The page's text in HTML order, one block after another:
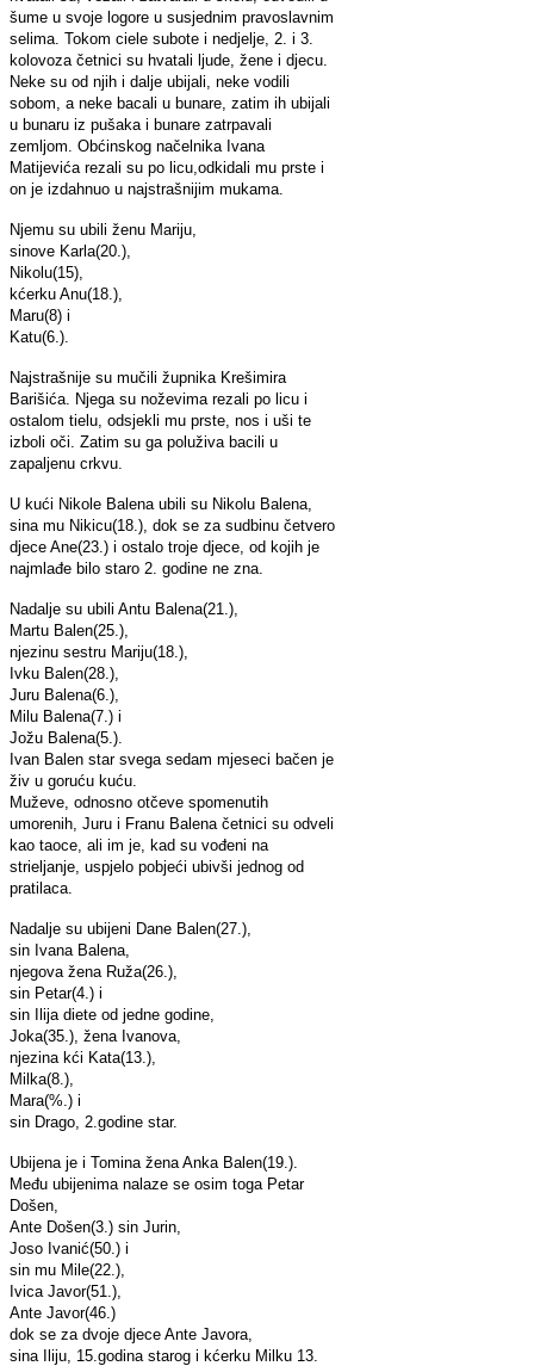
šume u svoje logore u susjednim pravoslavnim
selima. Tokom ciele subote i nedjelje, 2. i 3.
kolovoza četnici su hvatali ljude, žene i djecu.
Neke su od njih i dalje ubijali, neke vodili
sobom, a neke bacali u bunare, zatim ih ubijali
u bunaru iz pušaka i bunare zatrpavali
zemljom. Obćinskog načelnika Ivana
Matijevića rezali su po licu,odkidali mu prste i
on je izdahnuo u najstrašnijim mukama.
Njemu su ubili ženu Mariju,
sinove Karla(20.),
Nikolu(15),
kćerku Anu(18.),
Maru(8) i
Katu(6.).
Najstrašnije su mučili župnika Krešimira
Barišića. Njega su noževima rezali po licu i
ostalom tielu, odsjekli mu prste, nos i uši te
izboli oči. Zatim su ga poluživa bacili u
zapaljenu crkvu.
U kući Nikole Balena ubili su Nikolu Balena,
sina mu Nikicu(18.), dok se za sudbinu četvero
djece Ane(23.) i ostalo troje djece, od kojih je
najmlađe bilo staro 2. godine ne zna.
Nadalje su ubili Antu Balena(21.),
Martu Balen(25.),
njezinu sestru Mariju(18.),
Ivku Balen(28.),
Juru Balena(6.),
Milu Balena(7.) i
Jožu Balena(5.).
Ivan Balen star svega sedam mjeseci bačen je
živ u goruću kuću.
Muževe, odnosno otčeve spomenutih
umorenih, Juru i Franu Balena četnici su odveli
kao taoce, ali im je, kad su vođeni na
strieljanje, uspjelo pobjeći ubivši jednog od
pratilaca.
Nadalje su ubijeni Dane Balen(27.),
sin Ivana Balena,
njegova žena Ruža(26.),
sin Petar(4.) i
sin Ilija diete od jedne godine,
Joka(35.), žena Ivanova,
njezina kći Kata(13.),
Milka(8.),
Mara(%.) i
sin Drago, 2.godine star.
Ubijena je i Tomina žena Anka Balen(19.).
Među ubijenima nalaze se osim toga Petar
Došen,
Ante Došen(3.) sin Jurin,
Joso Ivanić(50.) i
sin mu Mile(22.),
Ivica Javor(51.),
Ante Javor(46.)
dok se za dvoje djece Ante Javora,
sina Iliju, 15.godina starog i kćerku Milku 13.